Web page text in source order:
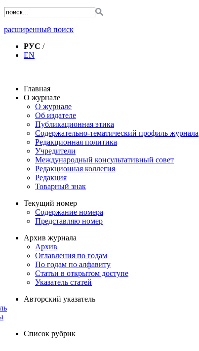
расширенный поиск
РУС /
EN
Главная
О журнале
О журнале
Об издателе
Публикационная этика
Содержательно-тематический профиль журнала
Редакционная политика
Учредители
Международный консультативный совет
Редакционная коллегия
Редакция
Товарный знак
Текущий номер
Содержание номера
Представляю номер
Архив журнала
Архив
Оглавления по годам
По годам по алфавиту
Статьи в открытом доступе
Указатель статей
Авторский указатель
Список рубрик